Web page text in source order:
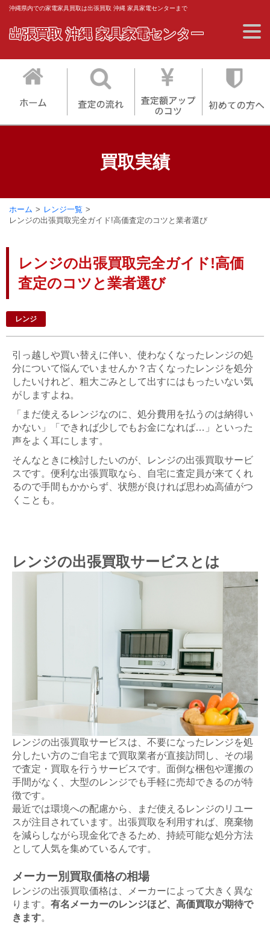
沖縄県内での家電家具買取は出張買取 沖縄 家具家電センターまで
出張買取 沖縄 家具家電センター
買取実績
ホーム
レンジ一覧
レンジの出張買取完全ガイド!高価査定のコツと業者選び
レンジの出張買取完全ガイド!高価
査定のコツと業者選び
レンジ
引っ越しや買い替えに伴い、使わなくなったレンジの処
分について悩んでいませんか？古くなったレンジを処分
したいけれど、粗大ごみとして出すにはもったいない気
がしますよね。
「まだ使えるレンジなのに、処分費用を払うのは納得い
かない」「できれば少しでもお金になれば…」といった
声をよく耳にします。
そんなときに検討したいのが、レンジの出張買取サービ
スです。便利な出張買取なら、自宅に査定員が来てくれ
るので手間もかからず、状態が良ければ思わぬ高値がつ
くことも。
レンジの出張買取サービスとは
レンジの出張買取サービスは、不要になったレンジを処
分したい方のご自宅まで買取業者が直接訪問し、その場
で査定・買取を行うサービスです。面倒な梱包や運搬の
手間がなく、大型のレンジでも手軽に売却できるのが特
徴です。
最近では環境への配慮から、まだ使えるレンジのリユー
スが注目されています。出張買取を利用すれば、廃棄物
を減らしながら現金化できるため、持続可能な処分方法
として人気を集めているんです。
メーカー別買取価格の相場
レンジの出張買取価格は、メーカーによって大きく異な
ります。 有名メーカーのレンジほど、高価買取が期待で
きます。